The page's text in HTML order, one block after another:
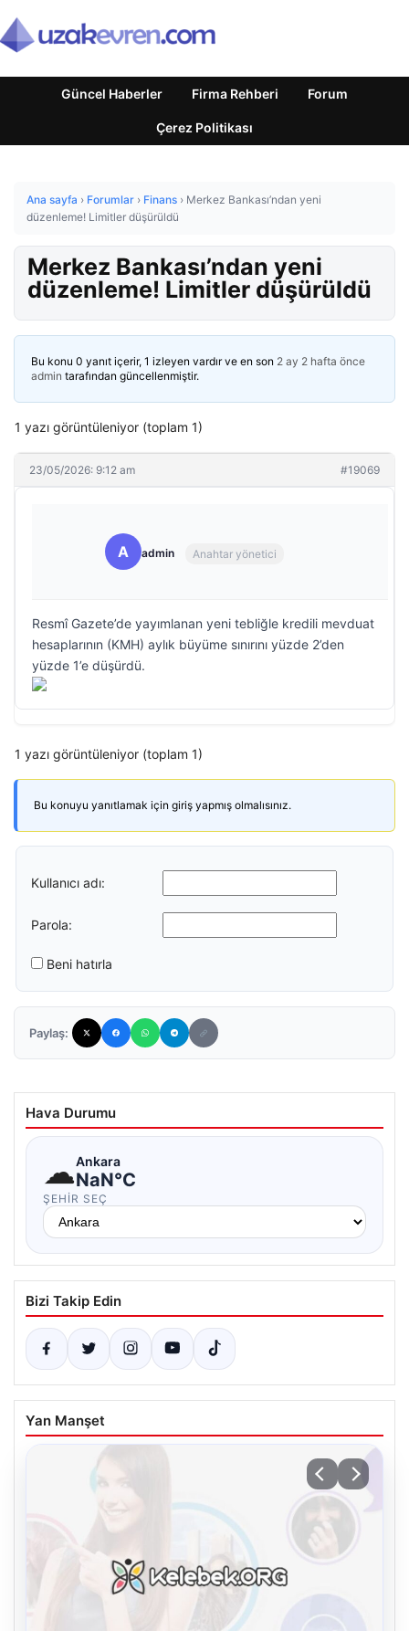
Güncel Haberler Firma Rehberi Forum
Çerez Politikası
Ana sayfa › Forumlar › Finans › Merkez Bankası’ndan yeni
düzenleme! Limitler düşürüldü
Merkez Bankası’ndan yeni
düzenleme! Limitler düşürüldü
Bu konu 0 yanıt içerir, 1 izleyen vardır ve en son 2 ay 2 hafta önce
admin tarafından güncellenmiştir.
1 yazı görüntüleniyor (toplam 1)
23/05/2026: 9:12 am #19069
A admin Anahtar yönetici
Resmî Gazete’de yayımlanan yeni tebliğle kredili mevduat
hesaplarının (KMH) aylık büyüme sınırını yüzde 2’den
yüzde 1’e düşürdü.
1 yazı görüntüleniyor (toplam 1)
Bu konuyu yanıtlamak için giriş yapmış olmalısınız.
Kullanıcı adı:
Parola:
Beni hatırla
Paylaş:
Hava Durumu
☁Ankara
NaN°C
ŞEHIR SEÇ
Bizi Takip Edin
Yan Manşet